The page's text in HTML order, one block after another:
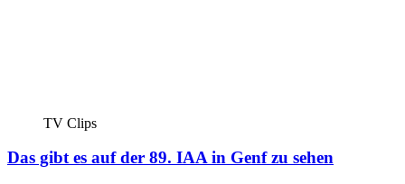
TV Clips
Das gibt es auf der 89. IAA in Genf zu sehen